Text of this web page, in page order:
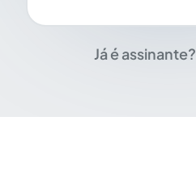
Já é assinante?